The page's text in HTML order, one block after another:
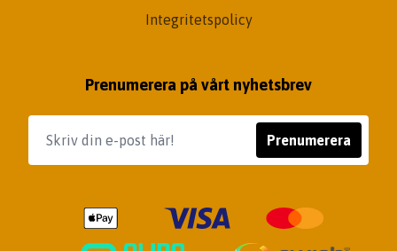
Integritetspolicy
Prenumerera på vårt nyhetsbrev
Prenumerera